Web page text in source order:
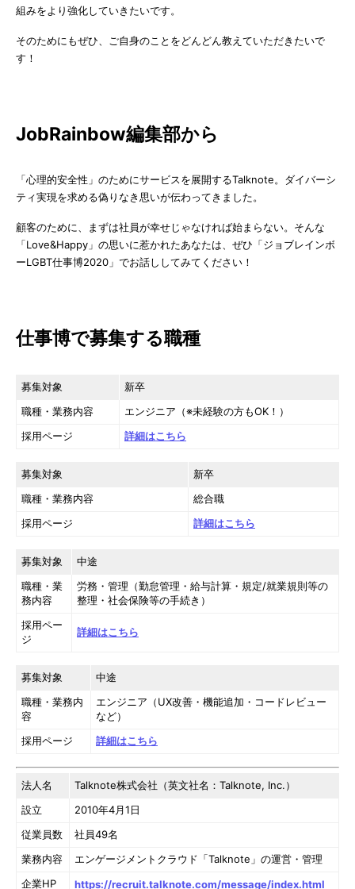
組みをより強化していきたいです。
そのためにもぜひ、ご自身のことをどんどん教えていただきたいで
す！
JobRainbow編集部から
「心理的安全性」のためにサービスを展開するTalknote。ダイバーシ
ティ実現を求める偽りなき思いが伝わってきました。
顧客のために、まずは社員が幸せじゃなければ始まらない。そんな
「Love&Happy」の思いに惹かれたあなたは、ぜひ「ジョブレインボ
ーLGBT仕事博2020」でお話ししてみてください！
仕事博で募集する職種
募集対象
新卒
職種・業務内容
エンジニア（※未経験の方もOK！）
採用ページ
詳細はこちら
募集対象
新卒
職種・業務内容
総合職
採用ページ
詳細はこちら
募集対象
中途
職種・業
務内容
労務・管理（勤怠管理・給与計算・規定/就業規則等の
整理・社会保険等の手続き）
採用ペー
ジ
詳細はこちら
募集対象
中途
職種・業務内
容
エンジニア（UX改善・機能追加・コードレビュー
など）
採用ページ
詳細はこちら
法人名
Talknote株式会社（英文社名：Talknote, Inc.）
設立
2010年4月1日
従業員数
社員49名
業務内容
エンゲージメントクラウド「Talknote」の運営・管理
企業HP
https://recruit.talknote.com/message/index.html